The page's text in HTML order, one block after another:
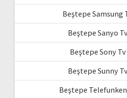
Beştepe Samsung
Beştepe Sanyo
Beştepe Sony
Beştepe Sunny
Beştepe